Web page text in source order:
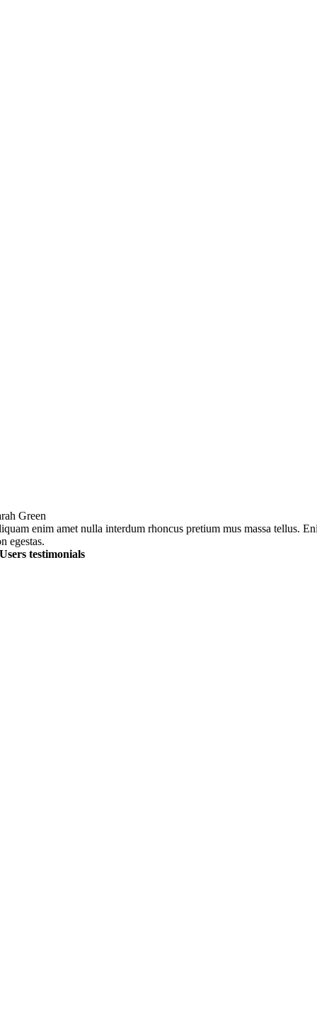
Green
enim amet nulla interdum rhoncus pretium mus massa tellus.
egestas.
Users testimonials